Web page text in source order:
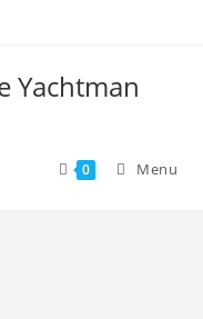
Yachtman
0 Menu